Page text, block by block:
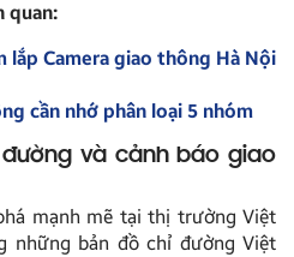
quan:
lắp Camera giao thông Hà Nội
cần nhớ phân loại 5 nhóm
đường và cảnh báo giao
mạnh mẽ tại thị trường Việt
những bản đồ chỉ đường Việt